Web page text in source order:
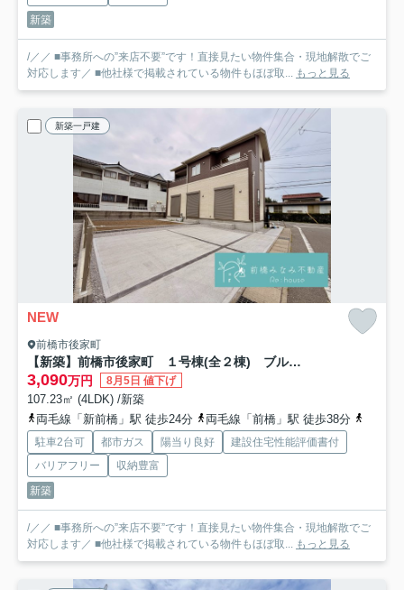
新築
/／／ ■事務所への”来店不要”です！直接見たい物件集合・現地解散でご
対応します／ ■他社様で掲載されている物件もほぼ取... もっと見る
新築一戸建
NEW
前橋市後家町
【新築】前橋市後家町 １号棟(全２棟) ブルーミングガーデン 新築建売分譲
3,090万円 8月5日 値下げ
107.23㎡ (4LDK) /新築
両毛線「新前橋」駅 徒歩24分
両毛線「前橋」駅 徒歩38分
駐車2台可 都市ガス 陽当り良好
建設住宅性能評価書付
バリアフリー
収納豊富
新築
/／／ ■事務所への”来店不要”です！直接見たい物件集合・現地解散でご
対応します／ ■他社様で掲載されている物件もほぼ取...
もっと見る